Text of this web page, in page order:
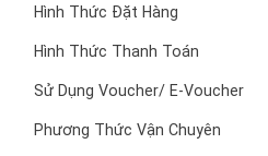
Hình Thức Đặt Hàng
Hình Thức Thanh Toán
Sử Dụng Voucher/ E-Voucher
Phương Thức Vận Chuyên